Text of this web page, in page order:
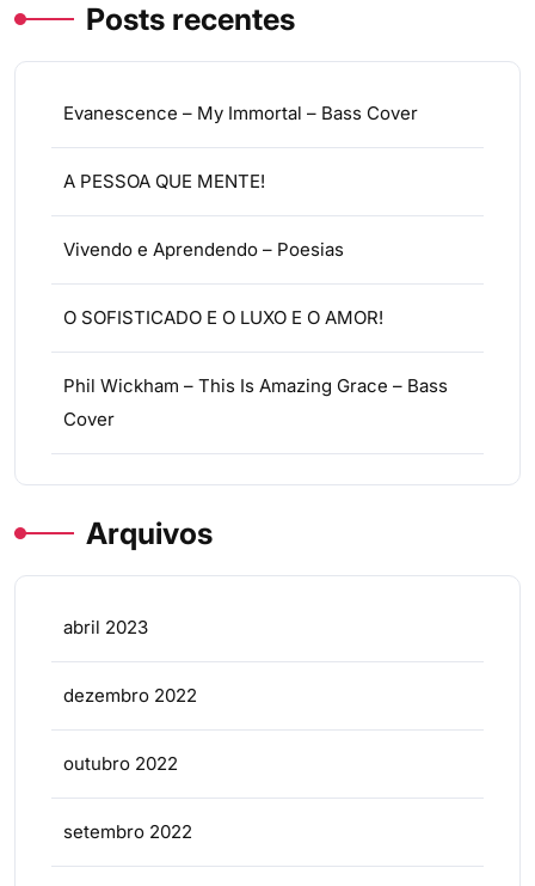
Posts recentes
Evanescence – My Immortal – Bass Cover
A PESSOA QUE MENTE!
Vivendo e Aprendendo – Poesias
O SOFISTICADO E O LUXO E O AMOR!
Phil Wickham – This Is Amazing Grace – Bass
Cover
Arquivos
abril 2023
dezembro 2022
outubro 2022
setembro 2022